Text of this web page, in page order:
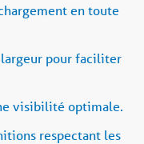
en toute
pour faciliter
visibilité optimale.
respectant les